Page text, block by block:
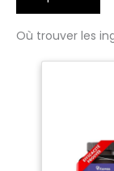
Où trouver les